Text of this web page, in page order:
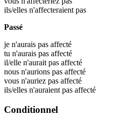
ils/elles n'affecteraient pas
Passé
je n'aurais pas affecté
tu n'aurais pas affecté
il/elle n'aurait pas affecté
nous n'aurions pas affecté
vous n'auriez pas affecté
ils/elles n'auraient pas affecté
Conditionnel